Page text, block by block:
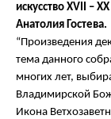
искусство XVII –
Анатолия Гостева.
“Произведения
тема данного
многих лет,
Владимирской
Икона